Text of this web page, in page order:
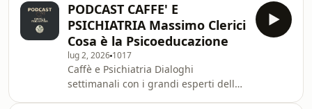
di Psichiatria, proponiamo un
incontro con i più qualificati esperti
italiani in psichiatria, psicologia e
neuroscienze.Un progetto di
educazione sanitaria e divulgazione
scientifica senza precedenti, per
ampiezza e qualità dei contenuti.🎙️ In
PODCAST CAFFE' E
PSICHIATRIA Massimo Clerici
Cosa è la Psicoeducazione
lug 2, 2026 1017
Caffè e Psichiatria Dialoghi
settimanali con i grandi esperti della